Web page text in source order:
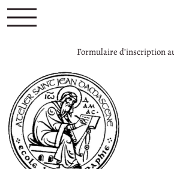
Formulaire d’inscription